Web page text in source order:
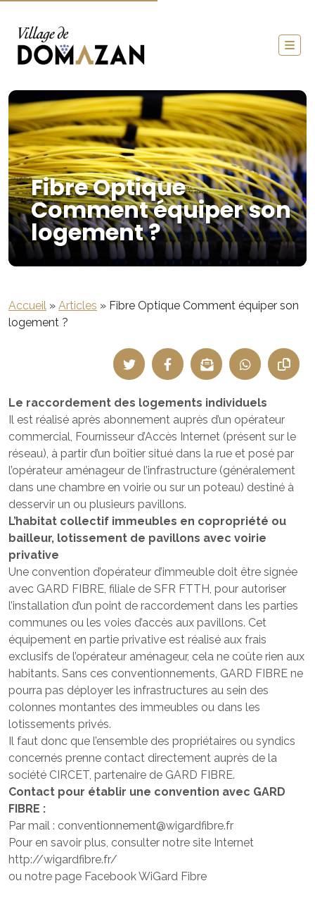
Fibre Optique
Comment équiper son
logement ?
Accueil » Articles » Fibre Optique Comment équiper son
logement ?
Le raccordement des logements individuels
Il est réalisé après abonnement auprès d’un opérateur
commercial, Fournisseur d’Accès Internet (présent sur le
réseau), à partir d’un boîtier situé dans la rue et posé par
l’opérateur aménageur de l’infrastructure (généralement
dans une chambre en voirie ou sur un poteau) destiné à
desservir un ou plusieurs pavillons.
L’habitat collectif immeubles en copropriété ou
bailleur, lotissement de pavillons avec voirie
privative
Une convention d’opérateur d’immeuble doit être signée
avec GARD FIBRE, filiale de SFR FTTH, pour autoriser
l’installation d’un point de raccordement dans les parties
communes ou les voies d’accès aux pavillons. Cet
équipement en partie privative est réalisé aux frais
exclusifs de l’opérateur aménageur, cela ne coûte rien aux
habitants. Sans ces conventionnements, GARD FIBRE ne
pourra pas déployer les infrastructures au sein des
colonnes montantes des immeubles ou dans les
lotissements privés.
Il faut donc que l’ensemble des propriétaires ou syndics
concernés prenne contact directement auprès de la
société CIRCET, partenaire de GARD FIBRE.
Contact pour établir une convention avec GARD
FIBRE :
Par mail : conventionnement@wigardfibre.fr
Pour en savoir plus, consulter notre site Internet
http://wigardfibre.fr/
ou notre page Facebook WiGard Fibre